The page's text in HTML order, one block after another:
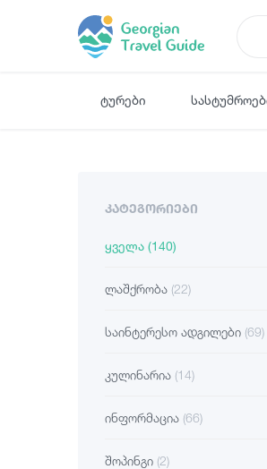
ტურები
ᲙᲐᲢᲔᲒᲝᲠᲘᲔᲑᲘ
ყველა (140)
ლაშქრობა (22)
საინტერესო ადგილები (69)
კულინარია (14)
ინფორმაცია (66)
შოპინგი (2)